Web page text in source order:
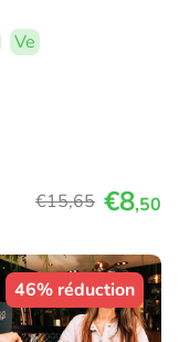
Ve
€15,65 €8,50
46% réduction